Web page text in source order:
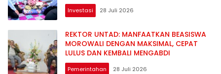
Investasi 28 Juli 2026
REKTOR UNTAD: MANFAATKAN BEASISWA
MOROWALI DENGAN MAKSIMAL, CEPAT
LULUS DAN KEMBALI MENGABDI
Pemerintahan 28 Juli 2026